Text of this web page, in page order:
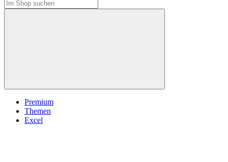
Premium
Themen
Excel